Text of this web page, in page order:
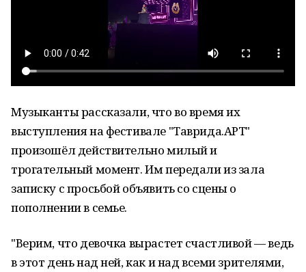
Музыканты рассказали, что во время их
выступления на фестивале "Таврида.АРТ"
произошёл действительно милый и
трогательный момент. Им передали из зала
записку с просьбой объявить со сцены о
пополнении в семье.
"Верим, что девочка вырастет счастливой — ведь
в этот день над ней, как и над всеми зрителями,